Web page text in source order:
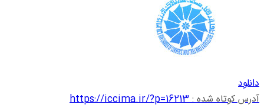
دانلود
آدرس کوتاه شده :https://iccima.ir/?p=16213